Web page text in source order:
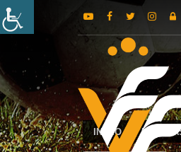
INICIO